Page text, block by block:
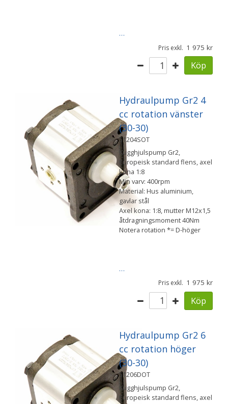
…
Pris exkl. 1 975
Köp
Hydraulpump Gr2 4
cc rotation vänster
(30-30)
51204SOT
Kugghjulspump Gr2,
Europeisk standard flens, axel
kona 1:8
Min varv: 400rpm
Material: Hus aluminium,
gavlar stål
Axel kona: 1:8, mutter M12x1,5
åtdragningsmoment 40Nm
Notera rotation *= D-höger
…
Pris exkl. 1 975
Köp
Hydraulpump Gr2 6
cc rotation höger
(30-30)
51206DOT
Kugghjulspump Gr2,
Europeisk standard flens, axel